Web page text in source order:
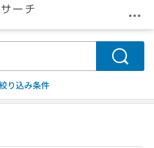
メ
検索
り込み条件